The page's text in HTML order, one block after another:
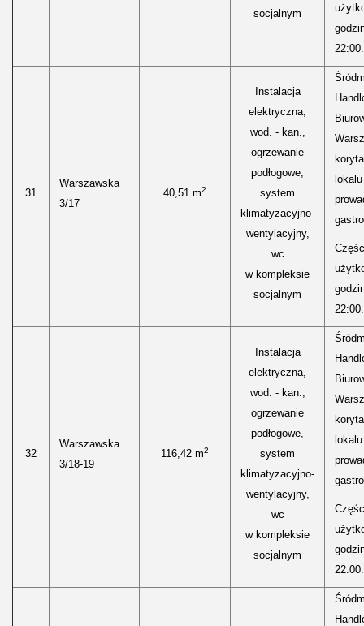
socjalnym
22:00.
31
Warszawska
3/17
40,51 m2
Instalacja
elektryczna,
wod. - kan.,
ogrzewanie
podłogowe,
system
klimatyzacyjno-
wentylacyjny,
wc
w kompleksie
socjalnym
22:00.
32
Warszawska
3/18-19
116,42 m2
Instalacja
elektryczna,
wod. - kan.,
ogrzewanie
podłogowe,
system
klimatyzacyjno-
wentylacyjny,
wc
w kompleksie
socjalnym
22:00.